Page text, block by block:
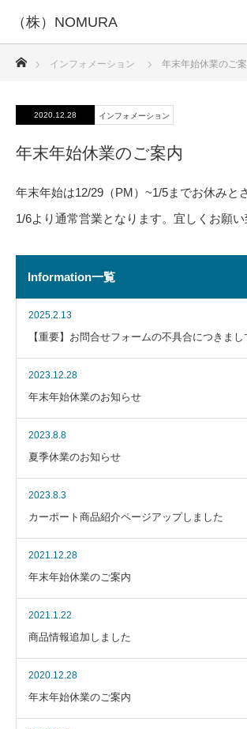
（株）NOMURA
インフォメーション 年末年始休業のご
2020.12.28 インフォメーション
年末年始休業のご案内
年末年始は12/29（PM）~1/5までお休みと
1/6より通常営業となります。宜しくお願い
Information一覧
2025.2.13
【重要】お問合せフォームの不具合につきまし
2023.12.28
年末年始休業のお知らせ
2023.8.8
夏季休業のお知らせ
2023.8.3
カーポート商品紹介ページアップしました
2021.12.28
年末年始休業のご案内
2021.1.22
商品情報追加しました
2020.12.28
年末年始休業のご案内